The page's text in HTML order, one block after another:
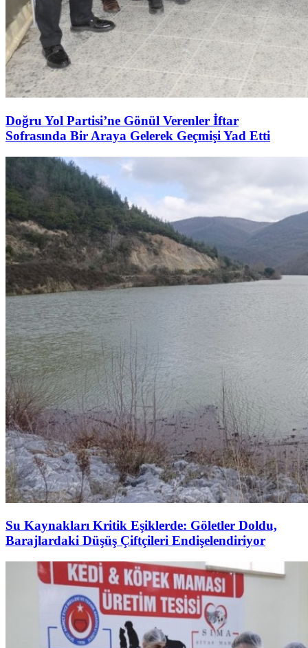
Doğru Yol Partisi’ne Gönül Verenler İftar
Sofrasında Bir Araya Gelerek Geçmişi Yad Etti
Su Kaynakları Kritik Eşiklerde: Göletler Doldu,
Barajlardaki Düşüş Çiftçileri Endişelendiriyor